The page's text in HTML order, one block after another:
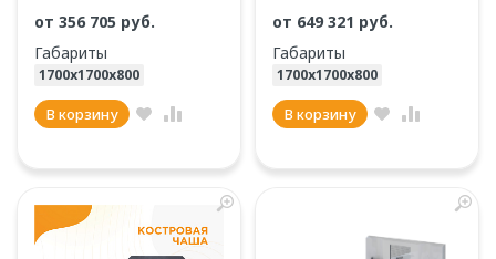
от 356 705 руб.
Габариты
1700х1700х800
В корзину
от 649 321 руб.
Габариты
1700х1700х800
В корзину